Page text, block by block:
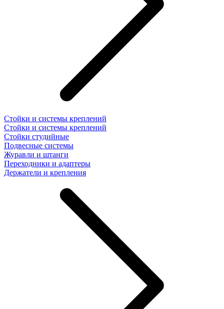
Стойки и системы креплений
Стойки и системы креплений
Стойки студийные
Подвесные системы
Журавли и штанги
Переходники и адаптеры
Держатели и крепления